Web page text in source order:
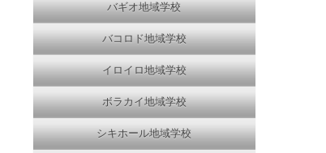
バギオ地域学校
バコロド地域学校
イロイロ地域学校
ボラカイ地域学校
シキホール地域学校